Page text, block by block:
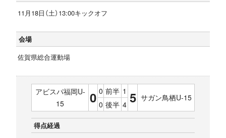
11月18日（土）13:00キックオフ
会場
佐賀県総合運動場
アビスパ福岡U-
15
0 0 前半 1 5 サガン鳥栖U-15
0 後半 4
得点経過